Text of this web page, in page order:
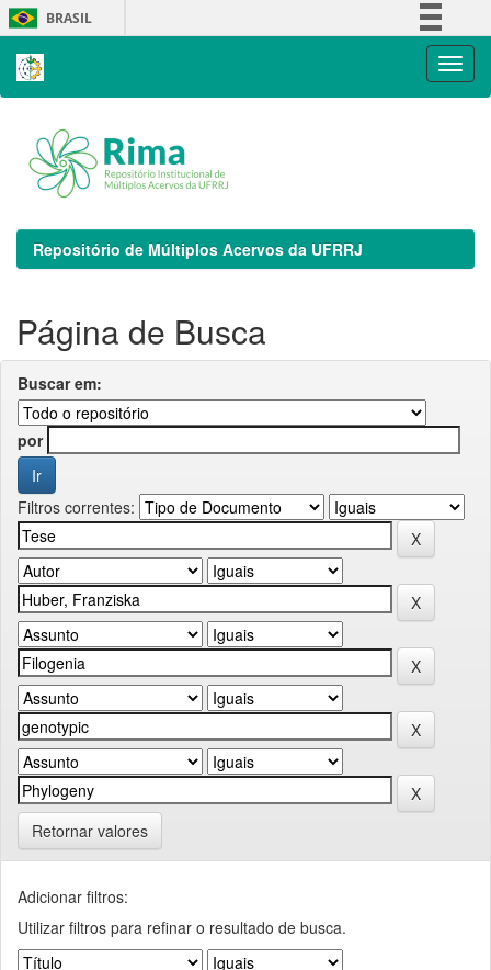
Skip
navigation
BRASIL
Repositório de Múltiplos Acervos da UFRRJ
Página de Busca
Buscar em:
por
Filtros correntes:
Retornar valores
Adicionar filtros:
Utilizar filtros para refinar o resultado de busca.